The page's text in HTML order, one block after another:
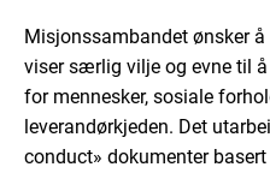
Misjonssambandet ønsker
viser særlig vilje og evne til
for mennesker, sosiale
leverandørkjeden. Det
conduct» dokumenter